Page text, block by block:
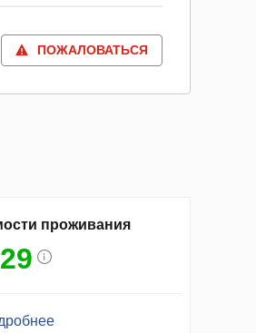
ПОЖАЛОВАТЬСЯ
проживания
29